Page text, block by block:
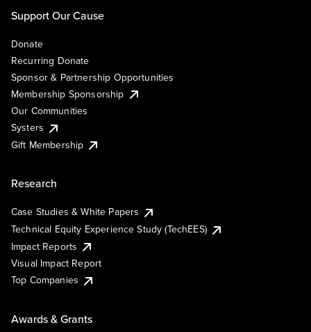
Support Our Cause
Donate
Recurring Donate
Sponsor & Partnership Opportunities
Membership Sponsorship
Our Communities
Systers
Gift Membership
Research
Case Studies & White Papers
Technical Equity Experience Study (TechEES)
Impact Reports
Visual Impact Report
Top Companies
Awards & Grants